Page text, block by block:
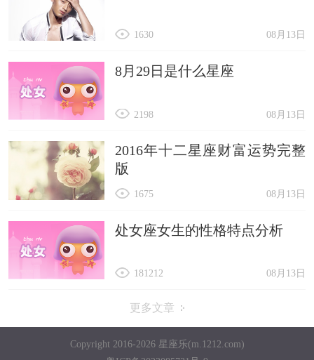
08月13日
1630
8月29日是什么星座
08月13日
2198
2016年十二星座财富运势完整
版
08月13日
1675
处女座女生的性格特点分析
08月13日
181212
更多文章
Copyright 2016-2026 星座乐(m.1212.com)